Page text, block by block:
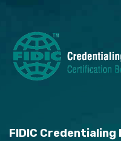
FIDIC Credentialing